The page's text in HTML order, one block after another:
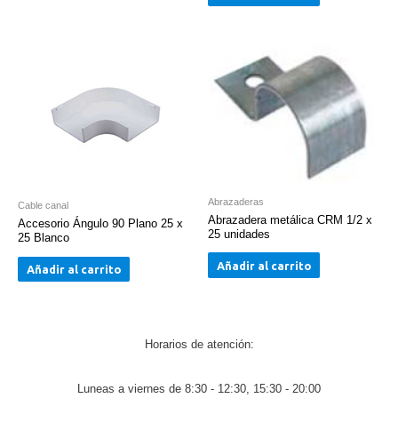
Cable canal
Accesorio Ángulo 90 Plano 25 x
25 Blanco
Añadir al carrito
Abrazaderas
Abrazadera metálica CRM 1/2 x
25 unidades
Añadir al carrito
Horarios de atención:
Luneas a viernes de 8:30 - 12:30, 15:30 - 20:00